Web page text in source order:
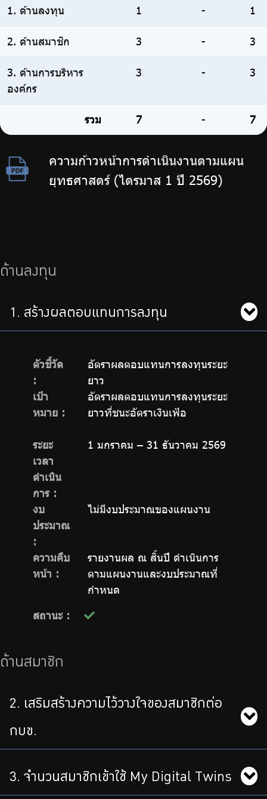
1. ด้านลงทุน 1 - 1
2. ด้านสมาชิก 3 - 3
3. ด้านการบริหาร
องค์กร
3 - 3
รวม 7 - 7
ความก้าวหน้าการดำเนินงานตามแผน
ยุทธศาสตร์ (ไตรมาส 1 ปี 2569)
ด้านลงทุน
1. สร้างผลตอบแทนการลงทุน
ตัวชี้วัด
:
อัตราผลตอบแทนการลงทุนระยะ
ยาว
เป้า
หมาย :
อัตราผลตอบแทนการลงทุนระยะ
ยาวที่ชนะอัตราเงินเฟ้อ
ระยะ
เวลา
ดำเนิน
การ :
1 มกราคม – 31 ธันวาคม 2569
งบ
ประมาณ
:
ไม่มีงบประมาณของแผนงาน
ความคืบ
หน้า :
รายงานผล ณ สิ้นปี ดำเนินการ
ตามแผนงานและงบประมาณที่
กำหนด
สถานะ :
ด้านสมาชิก
2. เสริมสร้างความไว้วางใจของสมาชิกต่อ
กบข.
3. จำนวนสมาชิกเข้าใช้ My Digital Twins